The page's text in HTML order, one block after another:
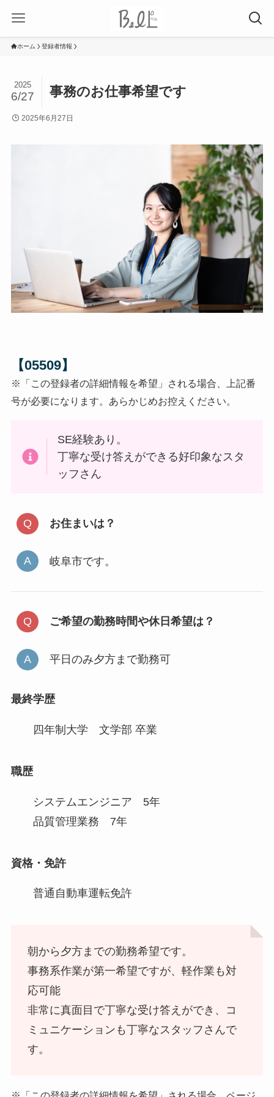
ホーム 登録者情報
事務のお仕事希望です
2025
6/27
2025年6月27日
【05509】
※「この登録者の詳細情報を希望」される場合、上記番
号が必要になります。あらかじめお控えください。
SE経験あり。
丁寧な受け答えができる好印象なスタ
ッフさん
お住まいは？
岐阜市です。
ご希望の勤務時間や休日希望は？
平日のみ夕方まで勤務可
最終学歴
四年制大学 文学部 卒業
職歴
システムエンジニア 5年
品質管理業務 7年
資格・免許
普通自動車運転免許
朝から夕方までの勤務希望です。
事務系作業が第一希望ですが、軽作業も対
応可能
非常に真面目で丁寧な受け答えができ、コ
ミュニケーションも丁寧なスタッフさんで
す。